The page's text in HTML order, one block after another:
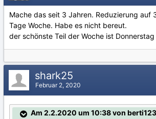
Mache das seit 3 Jahren. Reduzierung auf
Tage Woche. Habe es nicht bereut.
der schönste Teil der Woche ist
shark25
Februar 2, 2020
Am 2.2.2020 um 10:38 von